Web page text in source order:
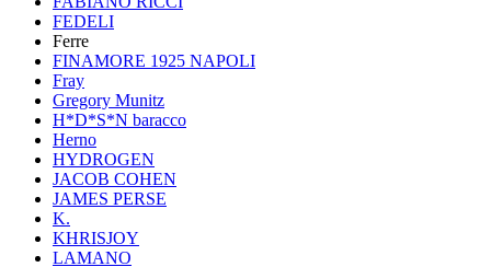
FEDELI
Ferre
FINAMORE 1925 NAPOLI
Fray
Gregory Munitz
H*D*S*N baracco
Herno
HYDROGEN
JACOB COHEN
JAMES PERSE
K.
KHRISJOY
LAMANO